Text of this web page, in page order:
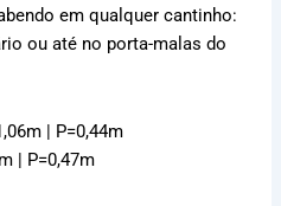
em qualquer cantinho:
ou até no porta-malas do
| P=0,44m
| P=0,47m